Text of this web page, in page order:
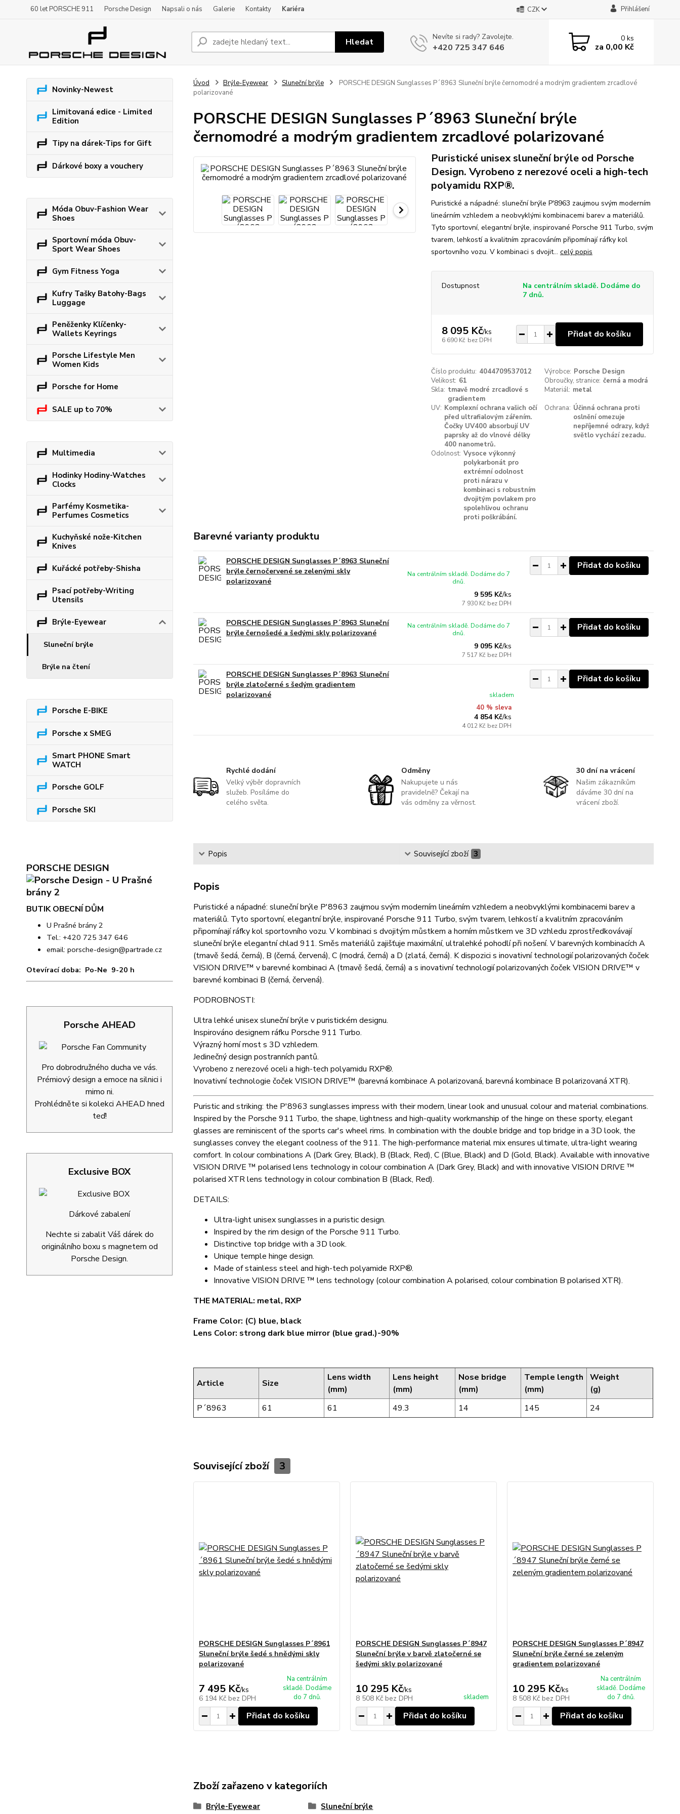
60 let PORSCHE 911 Porsche Design Napsali o nás Galerie Kontakty Kariéra CZK Přihlášení
Hledat Nevíte si rady? Zavolejte.
+420 725 347 646
0ks
za 0,00 Kč
Novinky-Newest
Limitovaná edice - Limited
Edition
Tipy na dárek-Tips for Gift
Dárkové boxy a vouchery
Móda Obuv-Fashion Wear
Shoes
Sportovní móda Obuv-
Sport Wear Shoes
Gym Fitness Yoga
Kufry Tašky Batohy-Bags
Luggage
Peněženky Klíčenky-
Wallets Keyrings
Porsche Lifestyle Men
Women Kids
Porsche for Home
SALE up to 70%
Multimedia
Hodinky Hodiny-Watches
Clocks
Parfémy Kosmetika-
Perfumes Cosmetics
Kuchyňské nože-Kitchen
Knives
Kuřácké potřeby-Shisha
Psací potřeby-Writing
Utensils
Brýle-Eyewear
Sluneční brýle
Brýle na čtení
Porsche E-BIKE
Porsche x SMEG
Smart PHONE Smart
WATCH
Porsche GOLF
Porsche SKI
PORSCHE DESIGN
BUTIK OBECNÍ DŮM
U Prašné brány 2
Tel.: +420 725 347 646
email: porsche-design@partrade.cz
Otevírací doba: Po-Ne 9-20 h
Porsche AHEAD
Pro dobrodružného ducha ve vás.
Prémiový design a emoce na silnici i
mimo ni.
Prohlédněte si kolekci AHEAD hned
teď!
Exclusive BOX
Dárkové zabalení
Nechte si zabalit Váš dárek do
originálního boxu s magnetem od
Porsche Design.
Úvod Brýle-Eyewear Sluneční brýle
PORSCHE DESIGN Sunglasses P´8963 Sluneční brýle černomodré a modrým gradientem zrcadlové
polarizované
PORSCHE DESIGN Sunglasses P´8963 Sluneční brýle
černomodré a modrým gradientem zrcadlové polarizované
Puristické unisex sluneční brýle od Porsche
Design. Vyrobeno z nerezové oceli a high-tech
polyamidu RXP®.
Puristické a nápadné: sluneční brýle P'8963 zaujmou svým moderním
lineárním vzhledem a neobvyklými kombinacemi barev a materiálů.
Tyto sportovní, elegantní brýle, inspirované Porsche 911 Turbo, svým
tvarem, lehkostí a kvalitním zpracováním připomínají ráfky kol
sportovního vozu. V kombinaci s dvojit... celý popis
Dostupnost
Na centrálním skladě. Dodáme do
7 dnů.
8 095 Kč/ks
6 690 Kč bez DPH
Přidat do košíku
Číslo produktu: 4044709537012 Výrobce: Porsche Design
Velikost: 61 Obroučky, stranice: černá a modrá
Skla: tmavě modré zrcadlové s
gradientem
Materiál: metal
UV: Komplexní ochrana vašich očí
před ultrafialovým zářením.
Čočky UV400 absorbují UV
paprsky až do vlnové délky
400 nanometrů.
Ochrana: Účinná ochrana proti
oslnění omezuje
nepříjemné odrazy, když
světlo vychází zezadu.
Odolnost: Vysoce výkonný
polykarbonát pro
extrémní odolnost
proti nárazu v
kombinaci s robustním
dvojitým povlakem pro
spolehlivou ochranu
proti poškrábání.
Barevné varianty produktu
PORSCHE DESIGN Sunglasses P´8963 Sluneční
brýle černočervené se zelenými skly
polarizované
9 595 Kč/ks
7 930 Kč bez DPH
Na centrálním skladě. Dodáme do 7
dnů.
Přidat do košíku
PORSCHE DESIGN Sunglasses P´8963 Sluneční
brýle černošedé a šedými skly polarizované
9 095 Kč/ks
7 517 Kč bez DPH
Na centrálním skladě. Dodáme do 7
dnů.
Přidat do košíku
PORSCHE DESIGN Sunglasses P´8963 Sluneční
brýle zlatočerné s šedým gradientem
polarizované
40 % sleva
4 854 Kč/ks
4 012 Kč bez DPH
skladem
Přidat do košíku
Rychlé dodání
Velký výběr dopravních
služeb. Posíláme do
celého světa.
Odměny
Nakupujete u nás
pravidelně? Čekají na
vás odměny za věrnost.
30 dní na vrácení
Našim zákazníkům
dáváme 30 dní na
vrácení zboží.
Popis Související zboží 3
Popis
Puristické a nápadné: sluneční brýle P'8963 zaujmou svým moderním lineárním vzhledem a neobvyklými kombinacemi barev a
materiálů. Tyto sportovní, elegantní brýle, inspirované Porsche 911 Turbo, svým tvarem, lehkostí a kvalitním zpracováním
připomínají ráfky kol sportovního vozu. V kombinaci s dvojitým můstkem a horním můstkem ve 3D vzhledu zprostředkovávají
sluneční brýle elegantní chlad 911. Směs materiálů zajišťuje maximální, ultralehké pohodlí při nošení. V barevných kombinacích A
(tmavě šedá, černá), B (černá, červená), C (modrá, černá) a D (zlatá, černá). K dispozici s inovativní technologií polarizovaných čoček
VISION DRIVE™ v barevné kombinaci A (tmavě šedá, černá) a s inovativní technologií polarizovaných čoček VISION DRIVE™ v
barevné kombinaci B (černá, červená).
PODROBNOSTI:
Ultra lehké unisex sluneční brýle v puristickém designu.
Inspirováno designem ráfku Porsche 911 Turbo.
Výrazný horní most s 3D vzhledem.
Jedinečný design postranních pantů.
Vyrobeno z nerezové oceli a high-tech polyamidu RXP®.
Inovativní technologie čoček VISION DRIVE™ (barevná kombinace A polarizovaná, barevná kombinace B polarizovaná XTR).
Puristic and striking: the P'8963 sunglasses impress with their modern, linear look and unusual colour and material combinations.
Inspired by the Porsche 911 Turbo, the shape, lightness and high-quality workmanship of the hinge on these sporty, elegant
glasses are reminiscent of the sports car's wheel rims. In combination with the double bridge and top bridge in a 3D look, the
sunglasses convey the elegant coolness of the 911. The high-performance material mix ensures ultimate, ultra-light wearing
comfort. In colour combinations A (Dark Grey, Black), B (Black, Red), C (Blue, Black) and D (Gold, Black). Available with innovative
VISION DRIVE ™ polarised lens technology in colour combination A (Dark Grey, Black) and with innovative VISION DRIVE ™
polarised XTR lens technology in colour combination B (Black, Red).
DETAILS:
Ultra-light unisex sunglasses in a puristic design.
Inspired by the rim design of the Porsche 911 Turbo.
Distinctive top bridge with a 3D look.
Unique temple hinge design.
Made of stainless steel and high-tech polyamide RXP®.
Innovative VISION DRIVE ™ lens technology (colour combination A polarised, colour combination B polarised XTR).
THE MATERIAL: metal, RXP
Frame Color: (C) blue, black
Lens Color: strong dark blue mirror (blue grad.)-90%
Article Size
Lens width
(mm)
Lens height
(mm)
Nose bridge
(mm)
Temple length
(mm)
Weight
(g)
P´8963
61 61 49.3 14 145 24
Související zboží 3
PORSCHE DESIGN Sunglasses P´8961
Sluneční brýle šedé s hnědými skly
polarizované
7 495 Kč/ks
6 194 Kč bez DPH
Na centrálním
skladě. Dodáme
do 7 dnů.
Přidat do košíku
PORSCHE DESIGN Sunglasses P´8947
Sluneční brýle v barvě zlatočerné se
šedými skly polarizované
10 295 Kč/ks
8 508 Kč bez DPH skladem
Přidat do košíku
PORSCHE DESIGN Sunglasses P´8947
Sluneční brýle černé se zeleným
gradientem polarizované
10 295 Kč/ks
8 508 Kč bez DPH
Na centrálním
skladě. Dodáme
do 7 dnů.
Přidat do košíku
Zboží zařazeno v kategoriích
Brýle-Eyewear Sluneční brýle